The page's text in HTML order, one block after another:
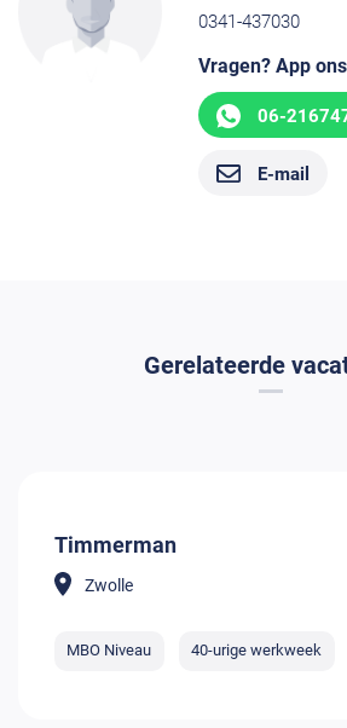
0341-437030
Vragen? App
06-
E-mail
Gerelateerde
Timmerman
Zwolle
MBO Niveau 40-urige werkweek